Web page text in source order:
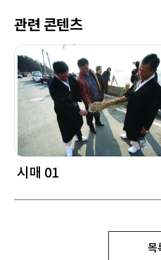
관련 콘텐츠
시매 01
목